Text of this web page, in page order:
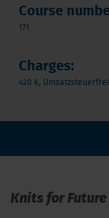
Course
171
Charges:
420 €, Umsatzsteuerfrei
Knits for